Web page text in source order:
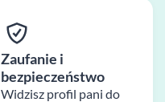
Zaufanie i
bezpieczeństwo
Widzisz profil pani do